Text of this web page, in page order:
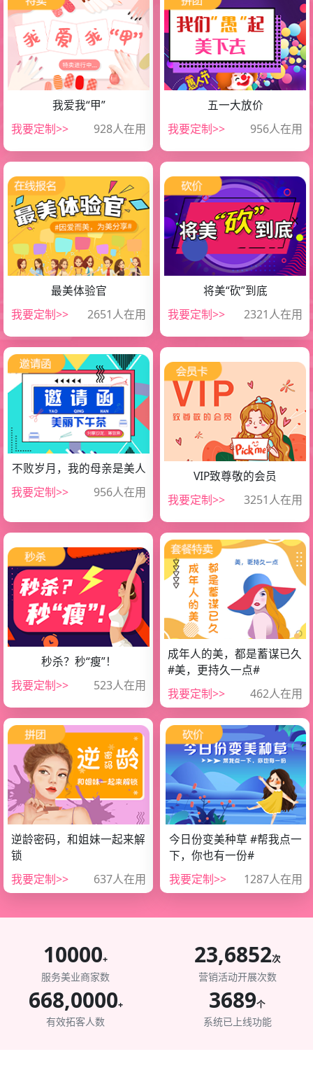
微信扫一扫，小程序查看
我爱我“甲”
我要定制>>
928人在用 微信扫一扫，小程序查看
五一大放价
我要定制>>
956人在用
微信扫一扫，小程序查看
最美体验官
我要定制>>
2651人在用 微信扫一扫，小程序查看
将美“砍”到底
我要定制>>
2321人在用
微信扫一扫，小程序查看
不败岁月，我的母亲是美人
我要定制>>
956人在用 微信扫一扫，小程序查看
VIP致尊敬的会员
我要定制>>
3251人在用
微信扫一扫，小程序查看
秒杀？秒“瘦”！
我要定制>>
523人在用
成年人的美，都是蓄谋已久
#美，更持久一点#
我要定制>>
462人在用
逆龄密码，和姐妹一起来解
锁
我要定制>>
637人在用
今日份变美种草 #帮我点一
下，你也有一份#
我要定制>>
1287人在用
10000+
服务美业商家数
23,6852次
营销活动开展次数
668,0000+
有效拓客人数
3689个
系统已上线功能